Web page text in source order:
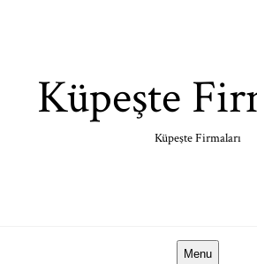
Küpeşte
Küpeşte Firmaları
Menu